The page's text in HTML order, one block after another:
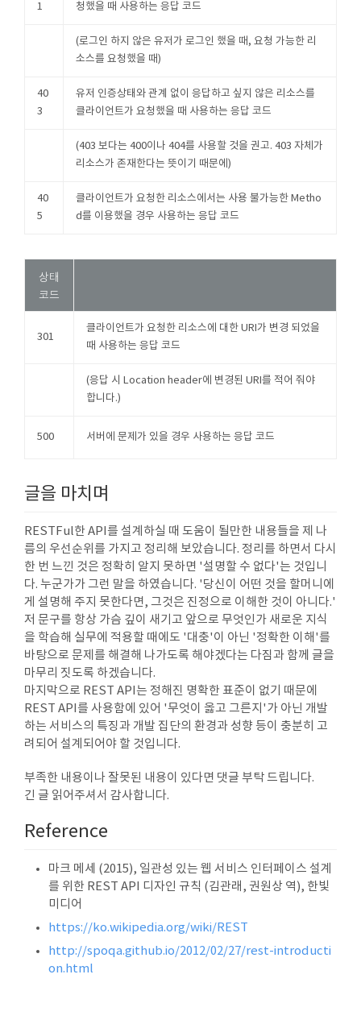
1
청했을 때 사용하는 응답 코드
(로그인 하지 않은 유저가 로그인 했을 때, 요청 가능한 리
소스를 요청했을 때)
40
3
유저 인증상태와 관계 없이 응답하고 싶지 않은 리소스를
클라이언트가 요청했을 때 사용하는 응답 코드
(403 보다는 400이나 404를 사용할 것을 권고. 403 자체가
리소스가 존재한다는 뜻이기 때문에)
40
5
클라이언트가 요청한 리소스에서는 사용 불가능한 Metho
d를 이용했을 경우 사용하는 응답 코드
상태
코드
301
클라이언트가 요청한 리소스에 대한 URI가 변경 되었을
때 사용하는 응답 코드
(응답 시 Location header에 변경된 URI를 적어 줘야
합니다.)
500 서버에 문제가 있을 경우 사용하는 응답 코드
글을 마치며
RESTFul한 API를 설계하실 때 도움이 될만한 내용들을 제 나
름의 우선순위를 가지고 정리해 보았습니다. 정리를 하면서 다시
한 번 느낀 것은 정확히 알지 못하면 '설명할 수 없다'는 것입니
다. 누군가가 그런 말을 하였습니다. '당신이 어떤 것을 할머니에
게 설명해 주지 못한다면, 그것은 진정으로 이해한 것이 아니다.'
저 문구를 항상 가슴 깊이 새기고 앞으로 무엇인가 새로운 지식
을 학습해 실무에 적용할 때에도 '대충'이 아닌 '정확한 이해'를
바탕으로 문제를 해결해 나가도록 해야겠다는 다짐과 함께 글을
마무리 짓도록 하겠습니다.
마지막으로 REST API는 정해진 명확한 표준이 없기 때문에
REST API를 사용함에 있어 '무엇이 옳고 그른지'가 아닌 개발
하는 서비스의 특징과 개발 집단의 환경과 성향 등이 충분히 고
려되어 설계되어야 할 것입니다.
부족한 내용이나 잘못된 내용이 있다면 댓글 부탁 드립니다.
긴 글 읽어주셔서 감사합니다.
Reference
마크 메세 (2015), 일관성 있는 웹 서비스 인터페이스 설계
를 위한 REST API 디자인 규칙 (김관래, 권원상 역), 한빛
미디어
https://ko.wikipedia.org/wiki/REST
http://spoqa.github.io/2012/02/27/rest-introducti
on.html